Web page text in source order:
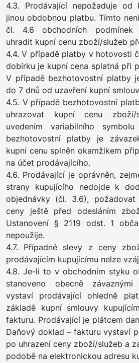
4.3. Prodávající nepožaduje od
jinou obdobnou platbu. Tímto
čl. 4.6 obchodních podmínek
uhradit kupní cenu zboží/služeb
4.4. V případě platby v hotovosti
dobírku je kupní cena splatná při
V případě bezhotovostní platby
do 7 dnů od uzavření kupní
4.5. V případě bezhotovostní
uhrazovat kupní cenu
uvedením variabilního
bezhotovostní platby je
kupní cenu splněn okamžikem
na účet prodávajícího.
4.6. Prodávající je oprávněn,
strany kupujícího nedojde k
objednávky (čl. 3.6),
ceny ještě před odesláním
Ustanovení § 2119 odst. 1
nepoužije.
4.7. Případné slevy z ceny
prodávajícím kupujícímu nelze
4.8. Je-li to v obchodním styku
stanoveno obecně
vystaví prodávající ohledně
základě kupní smlouvy
fakturu. Prodávající je plátcem
Daňový doklad – fakturu vystaví
po uhrazení ceny zboží/služeb a
podobě na elektronickou adresu